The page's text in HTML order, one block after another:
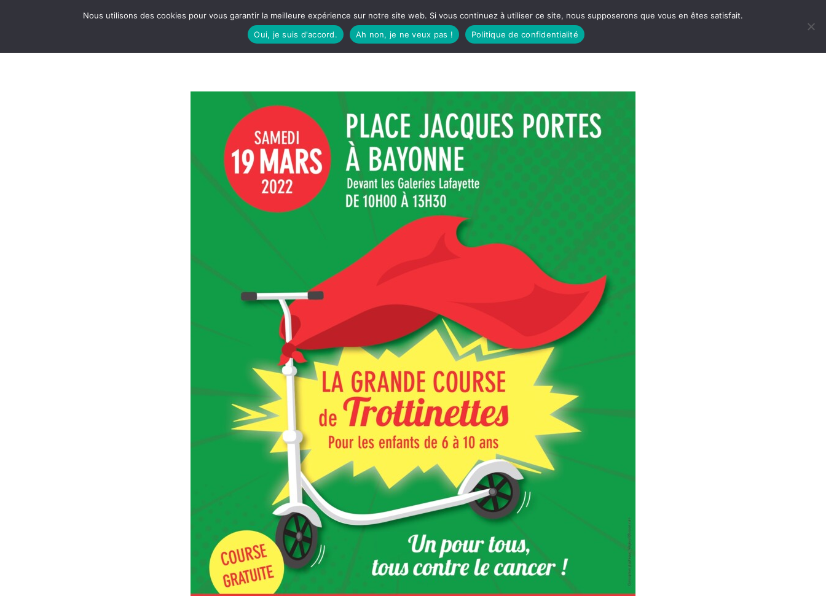
LE STUDIO FÊTES BASQUES À MANGER CÔTÉ SORTIES GREEN LIFE
Nous utilisons des cookies pour vous garantir la meilleure expérience sur notre site web. Si vous continuez à utiliser ce site, nous supposerons que vous en êtes satisfait.
Oui, je suis d'accord.
Ah non, je ne veux pas ! Politique de confidentialité